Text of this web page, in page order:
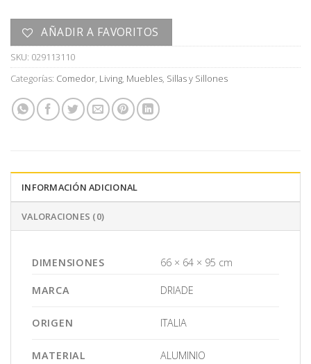
AÑADIR A FAVORITOS
SKU: 029113110
Categorías: Comedor, Living, Muebles, Sillas y Sillones
INFORMACIÓN ADICIONAL
VALORACIONES (0)
DIMENSIONES 66 × 64 × 95 cm
MARCA DRIADE
ORIGEN ITALIA
MATERIAL ALUMINIO